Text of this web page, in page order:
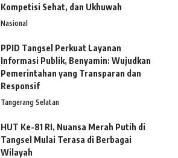
Kompetisi Sehat, dan Ukhuwah
Nasional
PPID Tangsel Perkuat Layanan
Informasi Publik, Benyamin: Wujudkan
Pemerintahan yang Transparan dan
Responsif
Tangerang Selatan
HUT Ke-81 RI, Nuansa Merah Putih di
Tangsel Mulai Terasa di Berbagai
Wilayah